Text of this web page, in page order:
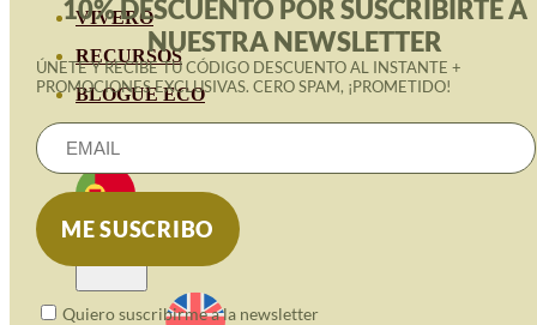
VIVERO
RECURSOS
BLOGUE ECO
10% DESCUENTO POR SUSCRIBIRTE A
NUESTRA NEWSLETTER
ÚNETE Y RECIBE TU CÓDIGO DESCUENTO AL INSTANTE +
PROMOCIONES EXCLUSIVAS. CERO SPAM, ¡PROMETIDO!
Quiero suscribirme a la newsletter